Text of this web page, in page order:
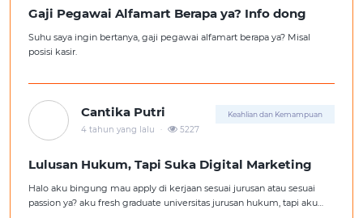
Gaji Pegawai Alfamart Berapa ya? Info dong
Suhu saya ingin bertanya, gaji pegawai alfamart berapa ya? Misal
posisi kasir.
Cantika Putri Keahlian dan Kemampuan
4 tahun yang lalu . 5227
Lulusan Hukum, Tapi Suka Digital Marketing
Halo aku bingung mau apply di kerjaan sesuai jurusan atau sesuai
passion ya? aku fresh graduate universitas jurusan hukum, tapi aku